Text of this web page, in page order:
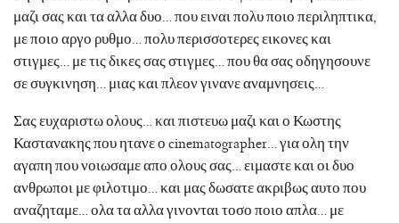
μαζι σας και τα αλλα δυο… που ειναι πολυ ποιο περιληπτικα,
με ποιο αργο ρυθμο… πολυ περισσοτερες εικονες και
στιγμες… με τις δικες σας στιγμες… που θα σας οδηγησουνε
σε συγκινηση… μιας και πλεον γινανε αναμνησεις…
Σας ευχαριστω ολους… και πιστευω μαζι και ο Κωστης
Καστανακης που ητανε ο cinematographer… για ολη την
αγαπη που νοιωσαμε απο ολους σας… ειμαστε και οι δυο
ανθρωποι με φιλοτιμο… και μας δωσατε ακριβως αυτο που
αναζηταμε… ολα τα αλλα γινονται τοσο ποιο απλα… με